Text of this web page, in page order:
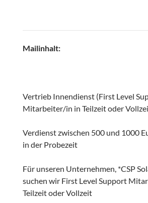
Mailinhalt:
Vertrieb Innendienst (First Level
Mitarbeiter/in in Teilzeit oder
Verdienst zwischen 500 und 1000
in der Probezeit
Für unseren Unternehmen, *CSP
suchen wir First Level Support
Teilzeit oder Vollzeit